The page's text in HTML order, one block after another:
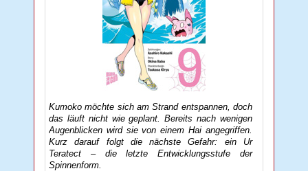
Kumoko möchte sich am Strand entspannen, doch
das läuft nicht wie geplant. Bereits nach wenigen
Augenblicken wird sie von einem Hai angegriffen.
Kurz darauf folgt die nächste Gefahr: ein Ur
Teratect – die letzte Entwicklungsstufe der
Spinnenform.